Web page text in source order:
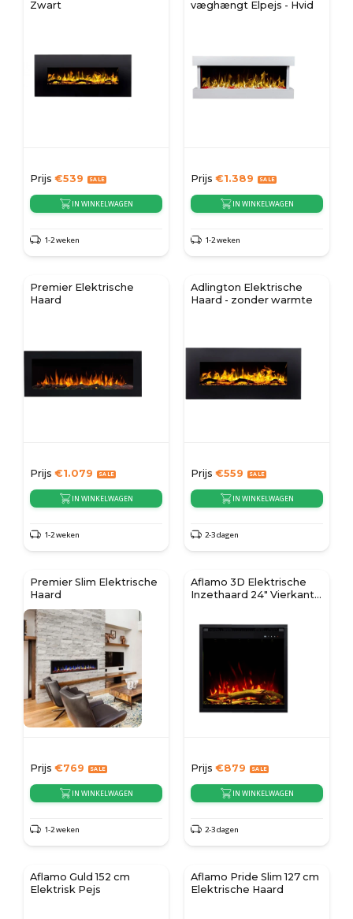
Zwart
Prijs €539
IN WINKELWAGEN
1-2 weken
væghængt Elpejs - Hvid
Prijs €1.389
IN WINKELWAGEN
1-2 weken
Premier Elektrische
Haard
Prijs €1.079
IN WINKELWAGEN
1-2 weken
Adlington Elektrische
Haard - zonder warmte
Prijs €559
IN WINKELWAGEN
2-3 dagen
Premier Slim Elektrische
Haard
Prijs €769
IN WINKELWAGEN
1-2 weken
Aflamo 3D Elektrische
Inzethaard 24" Vierkant
Prijs €879
IN WINKELWAGEN
2-3 dagen
Aflamo Guld 152 cm
Elektrisk Pejs
Aflamo Pride Slim 127 cm
Elektrische Haard